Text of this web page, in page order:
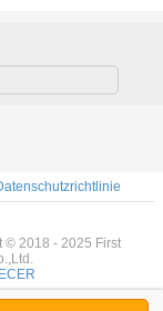
© 2018 - 2025 First
ECER